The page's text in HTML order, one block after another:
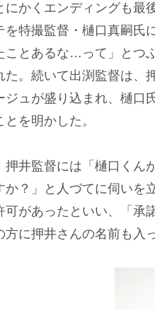
にかくエンディングも最
を特撮監督・樋口真嗣氏
ことあるな…って」とつ
た。続いて出渕監督は、
ジュが盛り込まれ、樋口
とを明かした。
押井監督には「樋口くん
か？」と人づてに伺いを
可があったといい、「承
方に押井さんの名前も入